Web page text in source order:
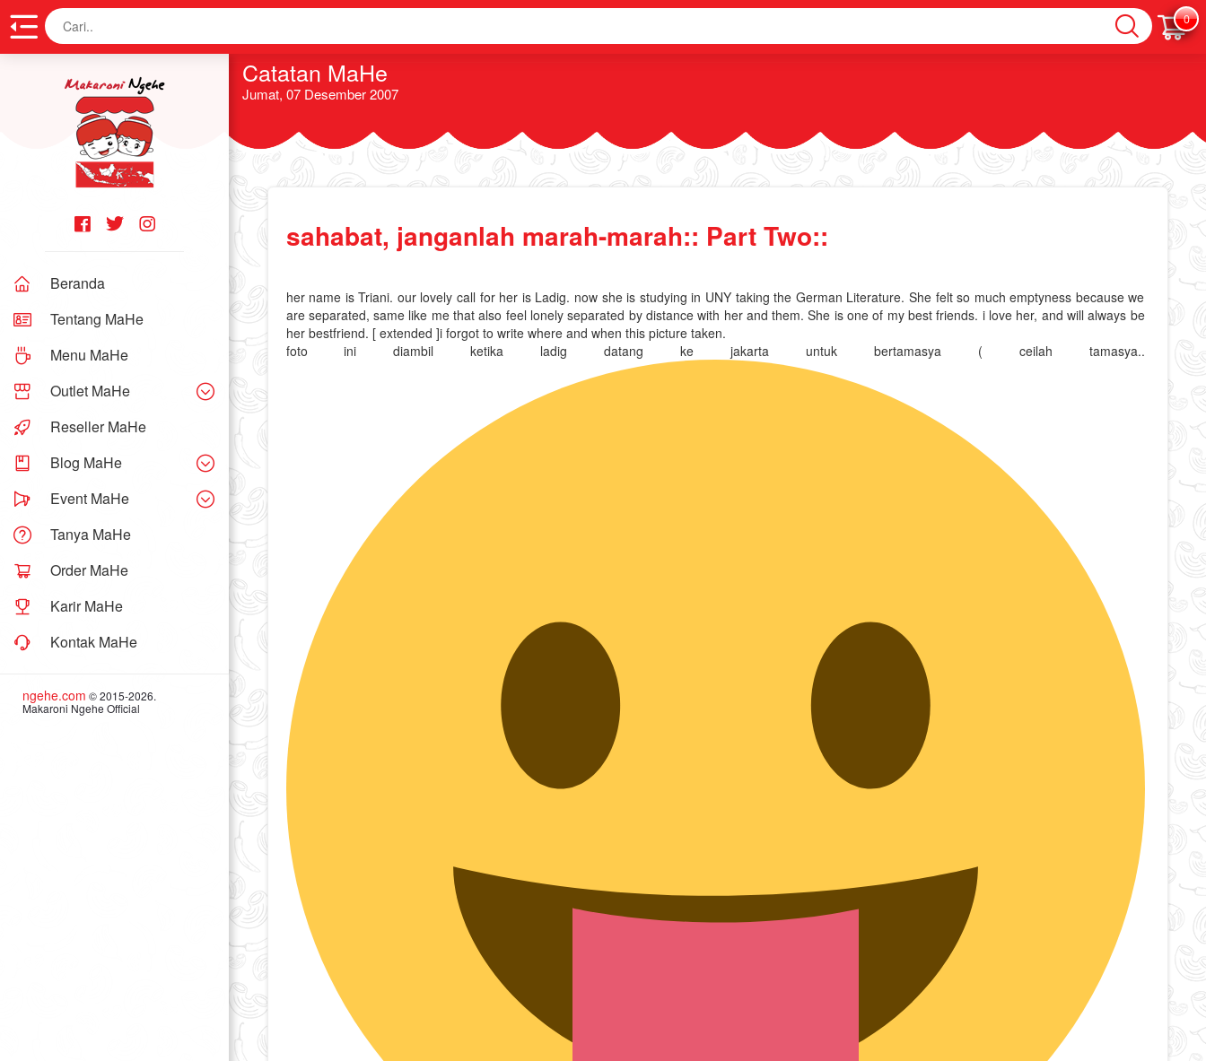
Beranda
Tentang MaHe
Menu MaHe
Outlet MaHe
Reseller MaHe
Blog MaHe
Event MaHe
Tanya MaHe
Order MaHe
Karir MaHe
Kontak MaHe
ngehe.com © 2015-2026.
Makaroni Ngehe Official
Cari 0
Catatan MaHe
Jumat, 07 Desember 2007
sahabat, janganlah marah-marah:: Part Two::
her name is Triani. our lovely call for her is Ladig. now she is studying in UNY taking the German Literature. She felt so much emptyness because we
are separated, same like me that also feel lonely separated by distance with her and them. She is one of my best friends. i love her, and will always be
her bestfriend. [ extended ]i forgot to write where and when this picture taken.
foto ini diambil ketika ladig datang ke jakarta untuk bertamasya ( ceilah tamasya..